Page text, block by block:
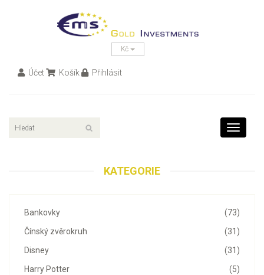
Kč
Účet Košík Přihlásit
Toggle
KATEGORIE
(73)
Bankovky
(31)
Čínský zvěrokruh
(31)
Disney
(5)
Harry Potter